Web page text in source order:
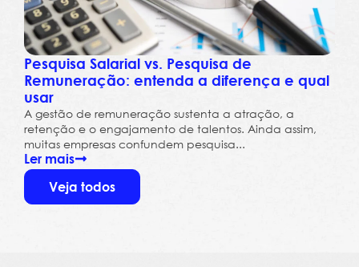
Pesquisa Salarial vs. Pesquisa de
Remuneração: entenda a diferença e qual
usar
A gestão de remuneração sustenta a atração, a
retenção e o engajamento de talentos. Ainda assim,
muitas empresas confundem pesquisa...
Ler mais
Veja todos